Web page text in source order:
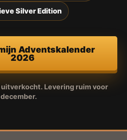
Silver Edition
Adventskalender
2026
uitverkocht. Levering ruim voor
december.